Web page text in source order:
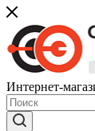
Интернет-